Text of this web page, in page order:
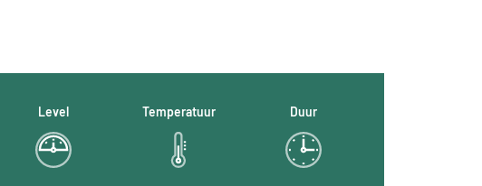
Level Temperatuur Duur